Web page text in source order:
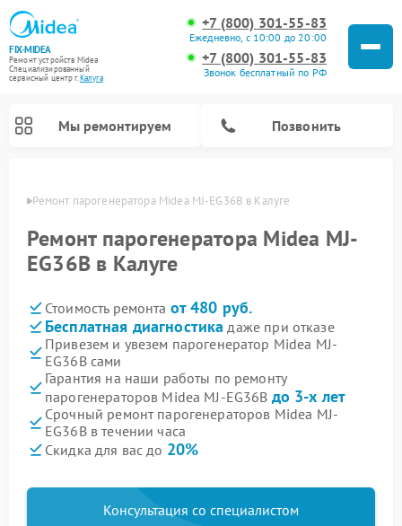
FIX-MIDEA
Ремонт устройств Midea
Специализированный
cервисный центр г.Калуга
+7 (800) 301-55-83
Ежедневно, с 10:00 до 20:00
+7 (800) 301-55-83
Звонок бесплатный по РФ
Мы ремонтируем Позвонить
Ремонт парогенератора Midea MJ-EG36B в Калуге
Ремонт парогенератора Midea MJ-
EG36B в Калуге
Стоимость ремонта от 480 руб.
Бесплатная диагностика даже при отказе
Привезем и увезем парогенератор Midea MJ-
EG36B сами
Гарантия на наши работы по ремонту
парогенераторов Midea MJ-EG36B до 3-х лет
Срочный ремонт парогенераторов Midea MJ-
EG36B в течении часа
Скидка для вас до 20%
Консультация со специалистом